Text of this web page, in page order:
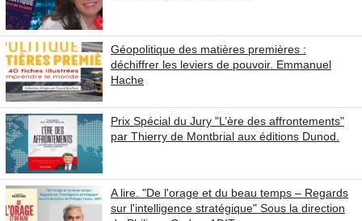
Géopolitique des matières premières :
déchiffrer les leviers de pouvoir. Emmanuel
Hache
Prix Spécial du Jury "L’ère des affrontements"
par Thierry de Montbrial aux éditions Dunod.
A lire. "De l'orage et du beau temps – Regards
sur l'intelligence stratégique" Sous la direction